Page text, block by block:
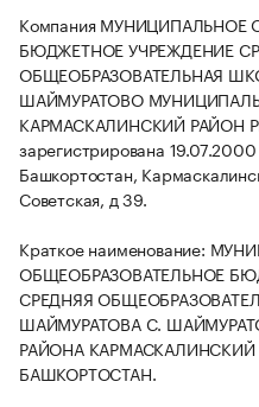
Компания МУНИЦИПАЛЬНОЕ
БЮДЖЕТНОЕ УЧРЕЖДЕНИЕ
ОБЩЕОБРАЗОВАТЕЛЬНАЯ
ШАЙМУРАТОВО
КАРМАСКАЛИНСКИЙ РАЙОН
зарегистрирована
Башкортостан,
Советская, д 39.
Краткое наименование:
ОБЩЕОБРАЗОВАТЕЛЬНОЕ
СРЕДНЯЯ
ШАЙМУРАТОВА С.
РАЙОНА
БАШКОРТОСТАН.